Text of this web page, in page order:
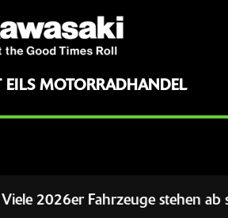
EILS MOTORRADHANDEL
Viele 2026er Fahrzeuge stehen ab